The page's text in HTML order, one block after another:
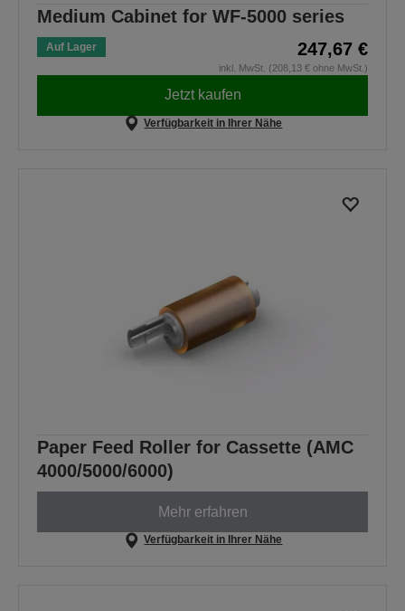
Medium Cabinet for WF-5000 series
Auf Lager 247,67 €
inkl. MwSt. (208,13 € ohne MwSt.)
Jetzt kaufen
Verfügbarkeit in Ihrer Nähe
Paper Feed Roller for Cassette (AMC
4000/5000/6000)
Mehr erfahren
Verfügbarkeit in Ihrer Nähe